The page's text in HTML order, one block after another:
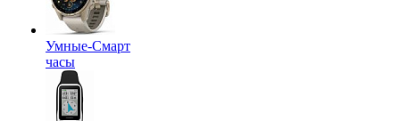
Умные-Смарт
часы